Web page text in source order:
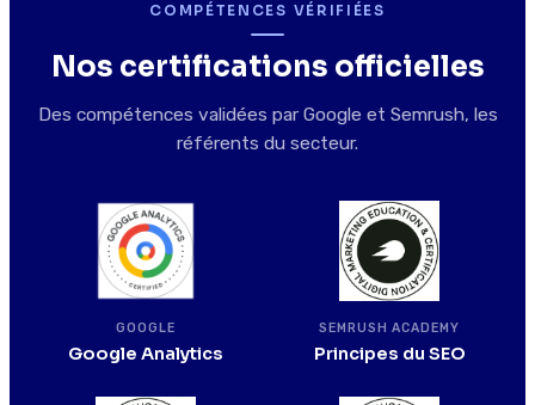
COMPÉTENCES VÉRIFIÉES
Nos certifications officielles
Des compétences validées par Google et Semrush, les
référents du secteur.
GOOGLE
Google Analytics
SEMRUSH ACADEMY
Principes du SEO